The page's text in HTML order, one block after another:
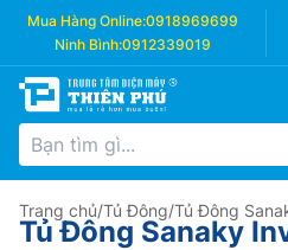
Mua Hàng Online:0918969699
Ninh Bình:0912339019
Trang chủ/Tủ Đông/Tủ Đông
Tủ Đông Sanaky